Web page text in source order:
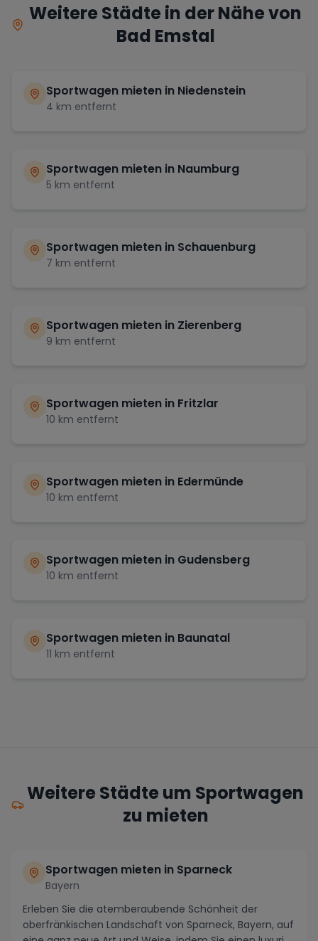
Weitere Städte in der Nähe von
Bad Emstal
Sportwagen mieten in Niedenstein
4 km entfernt
Sportwagen mieten in Naumburg
5 km entfernt
Sportwagen mieten in Schauenburg
7 km entfernt
Sportwagen mieten in Zierenberg
9 km entfernt
Sportwagen mieten in Fritzlar
10 km entfernt
Sportwagen mieten in Edermünde
10 km entfernt
Sportwagen mieten in Gudensberg
10 km entfernt
Sportwagen mieten in Baunatal
11 km entfernt
Weitere Städte um Sportwagen
zu mieten
Sportwagen mieten in Sparneck
Bayern
Erleben Sie die atemberaubende Schönheit der
oberfränkischen Landschaft von Sparneck, Bayern, auf